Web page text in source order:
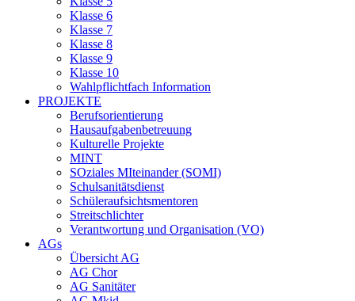
Klasse 6
Klasse 7
Klasse 8
Klasse 9
Klasse 10
Wahlpflichtfach Information
PROJEKTE
Berufsorientierung
Hausaufgabenbetreuung
Kulturelle Projekte
MINT
SOziales MIteinander (SOMI)
Schulsanitätsdienst
Schüleraufsichtsmentoren
Streitschlichter
Verantwortung und Organisation (VO)
AGs
Übersicht AG
AG Chor
AG Sanitäter